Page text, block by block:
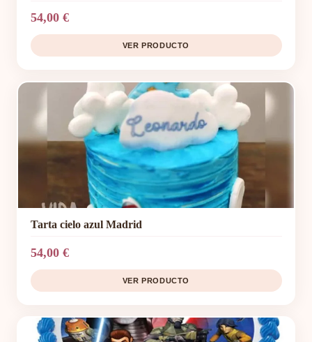
54,00 €
VER PRODUCTO
Tarta cielo azul Madrid
54,00 €
VER PRODUCTO